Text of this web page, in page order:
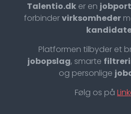
Talentio.dker en
forbindervirksomheder
Platformen tilbyder et
jobopslag, smarte
og personlige
Følg os på